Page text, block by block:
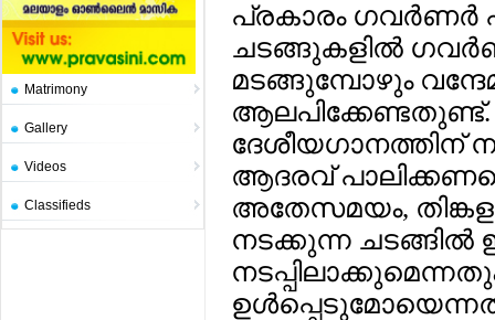
Matrimony
Gallery
Videos
Classifieds
പ്രകാരം ഗവര്‍ണര്‍
ചടങ്ങുകളില്‍
മടങ്ങുമ്പോഴും
ദേശീയഗാനത്തിന്
ആദരവ്
അതേസമയം,
നടക്കുന്ന